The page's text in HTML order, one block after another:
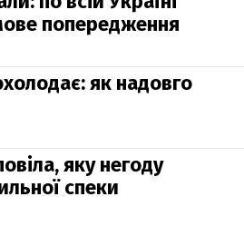
попередження
як надовго
яку негоду
спеки